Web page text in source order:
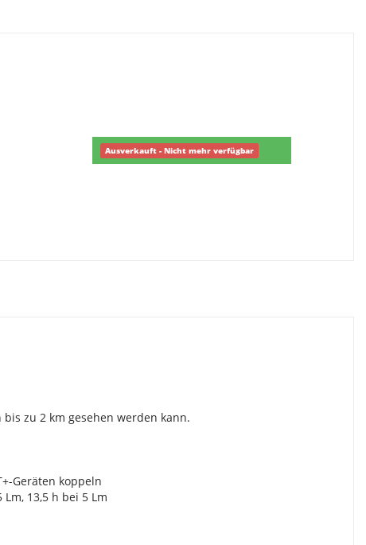
Ausverkauft - Nicht mehr verfügbar
zu 2 km gesehen werden kann.
Geräten koppeln
13,5 h bei 5 Lm